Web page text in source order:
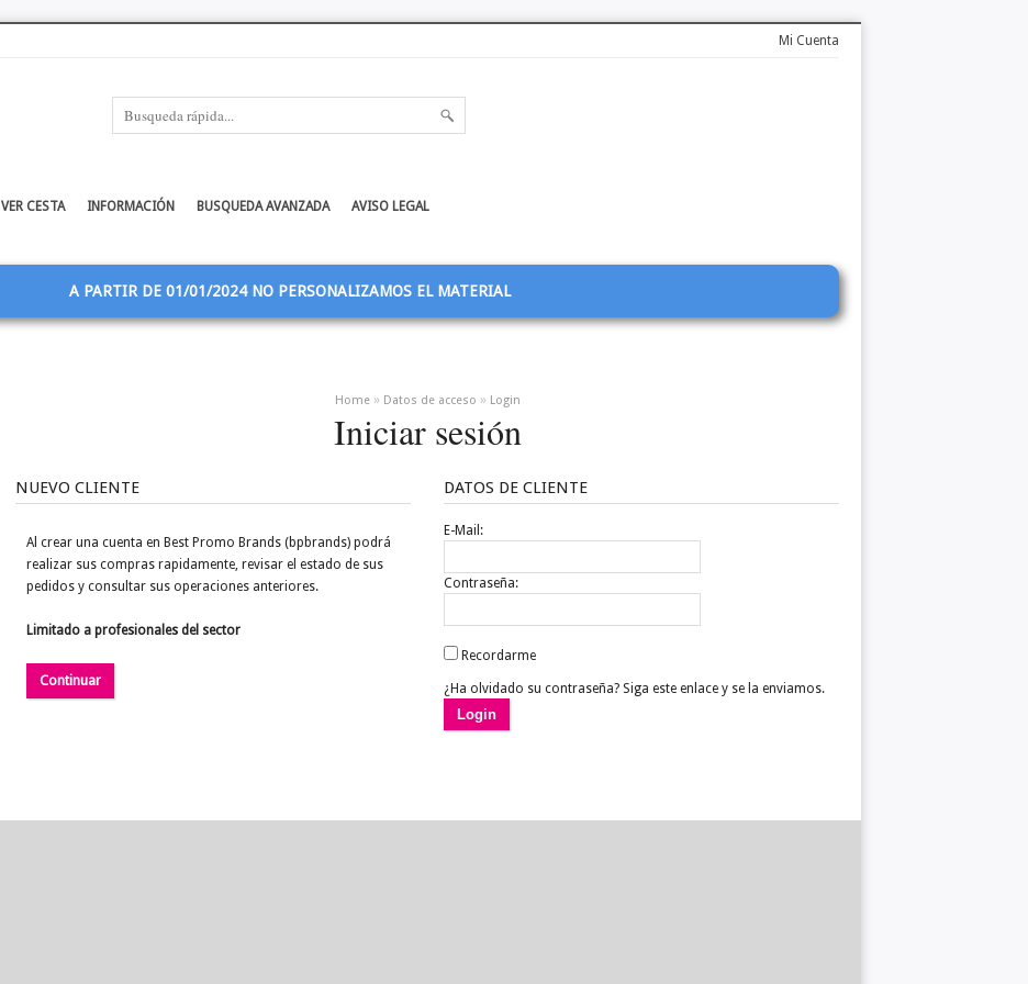
Mi Cuenta
VER CESTA INFORMACIÓN BUSQUEDA AVANZADA AVISO LEGAL
A PARTIR DE 01/01/2024 NO PERSONALIZAMOS EL MATERIAL
Home» Datos de acceso » Login
Iniciar sesión
NUEVO CLIENTE
Al crear una cuenta en Best Promo Brands (bpbrands) podrá
realizar sus compras rapidamente, revisar el estado de sus
pedidos y consultar sus operaciones anteriores.
Limitado a profesionales del sector
Continuar
DATOS DE CLIENTE
E-Mail:
Contraseña:
Recordarme
¿Ha olvidado su contraseña? Siga este enlace y se la enviamos.